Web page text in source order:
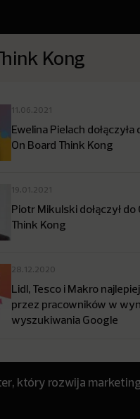
Kong
11.06.2021
Ewelina Pielach dołączyła
On Board Think Kong
19.01.2021
Piotr Mikulski dołączył do
Think Kong
28.12.2020
Lidl, Tesco i Makro
przez pracowników w
wyszukiwania Google
który rozwija